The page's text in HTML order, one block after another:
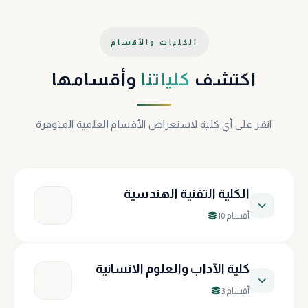
الكليات والأقسام
اكتشف كلياتنا وأقسامها
انقر على أي كلية لاستعراض الأقسام العلمية المتوفرة
الكلية التقنية الهندسية
10 أقسام
قسم تقنيات الهندسة الكهربائية
كلية الآداب والعلوم الانسانية
3 أقسام